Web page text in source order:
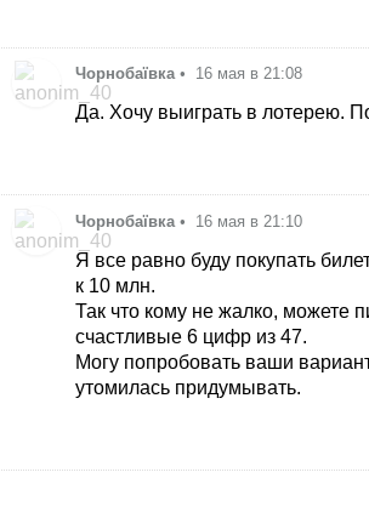
Чорнобаївка • 16 мая в 21:08
Да. Хочу выиграть в лотерею.
Чорнобаївка • 16 мая в 21:10
Я все равно буду покупать
к 10 млн.
Так что кому не жалко, можете
счастливые 6 цифр из 47.
Могу попробовать ваши
утомилась придумывать.